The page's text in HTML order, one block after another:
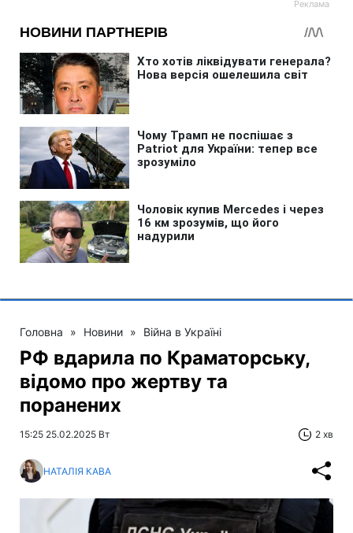
Головна » Новини » Війна в Україні
РФ вдарила по Краматорську,
відомо про жертву та
поранених
15:25 25.02.2025 Вт 2 хв
НАТАЛІЯ КАВА